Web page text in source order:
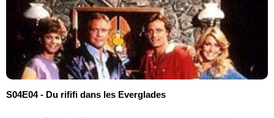
S04E04 - Du rififi dans les Everglades